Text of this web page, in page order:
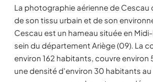
La photographie aérienne de Cescau
de son tissu urbain et de son
Cescau est un hameau située en
sein du département Ariège (09). La
environ 162 habitants, couvre environ
une densité d'environ 30 habitants au